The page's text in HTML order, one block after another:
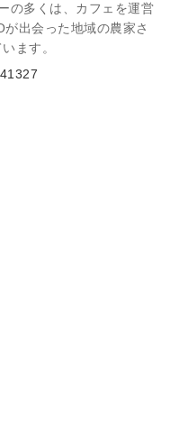
の多くは、カフェを運営
出会った地域の農家さ
ます。